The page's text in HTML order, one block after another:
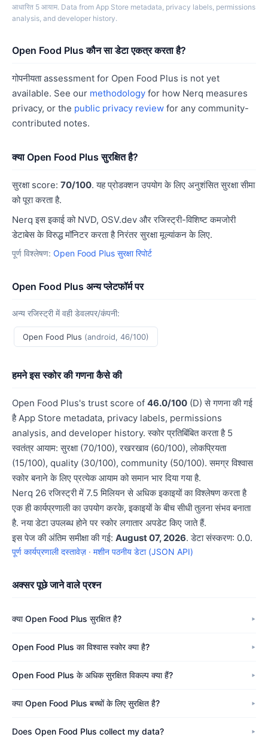
आधारित 5 आयाम. Data from App Store metadata, privacy labels, permissions
analysis, and developer history.
Open Food Plus कौन सा डेटा एकत्र करता है?
गोपनीयता assessment for Open Food Plus is not yet
available. See our methodology for how Nerq measures
privacy, or the public privacy review for any community-
contributed notes.
क्या Open Food Plus सुरक्षित है?
सुरक्षा score: 70/100. यह प्रोडक्शन उपयोग के लिए अनुशंसित सुरक्षा सीमा
को पूरा करता है.
Nerq इस इकाई को NVD, OSV.dev और रजिस्ट्री-विशिष्ट कमजोरी
डेटाबेस के विरुद्ध मॉनिटर करता है निरंतर सुरक्षा मूल्यांकन के लिए.
पूर्ण विश्लेषण: Open Food Plus सुरक्षा रिपोर्ट
Open Food Plus अन्य प्लेटफॉर्म पर
अन्य रजिस्ट्री में वही डेवलपर/कंपनी:
Open Food Plus (android, 46/100)
हमने इस स्कोर की गणना कैसे की
Open Food Plus's trust score of 46.0/100 (D) से गणना की गई
है App Store metadata, privacy labels, permissions
analysis, and developer history. स्कोर प्रतिबिंबित करता है 5
स्वतंत्र आयाम: सुरक्षा (70/100), रखरखाव (60/100), लोकप्रियता
(15/100), quality (30/100), community (50/100). समग्र विश्वास
स्कोर बनाने के लिए प्रत्येक आयाम को समान भार दिया गया है.
Nerq 26 रजिस्ट्री में 7.5 मिलियन से अधिक इकाइयों का विश्लेषण करता है
एक ही कार्यप्रणाली का उपयोग करके, इकाइयों के बीच सीधी तुलना संभव बनाता
है. नया डेटा उपलब्ध होने पर स्कोर लगातार अपडेट किए जाते हैं.
इस पेज की अंतिम समीक्षा की गई: August 07, 2026. डेटा संस्करण: 0.0.
पूर्ण कार्यप्रणाली दस्तावेज़ · मशीन पठनीय डेटा (JSON API)
अक्सर पूछे जाने वाले प्रश्न
क्या Open Food Plus सुरक्षित है?
Open Food Plus का विश्वास स्कोर क्या है?
Open Food Plus के अधिक सुरक्षित विकल्प क्या हैं?
क्या Open Food Plus बच्चों के लिए सुरक्षित है?
Does Open Food Plus collect my data?